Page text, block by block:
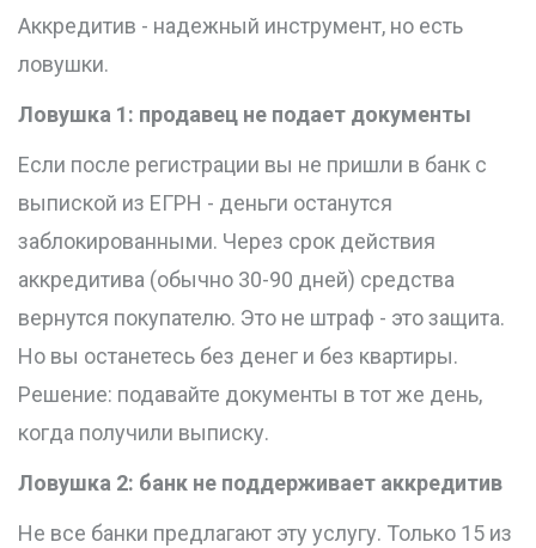
Аккредитив - надежный инструмент, но есть
ловушки.
Ловушка 1: продавец не подает документы
Если после регистрации вы не пришли в банк с
выпиской из ЕГРН - деньги останутся
заблокированными. Через срок действия
аккредитива (обычно 30-90 дней) средства
вернутся покупателю. Это не штраф - это защита.
Но вы останетесь без денег и без квартиры.
Решение: подавайте документы в тот же день,
когда получили выписку.
Ловушка 2: банк не поддерживает аккредитив
Не все банки предлагают эту услугу. Только 15 из